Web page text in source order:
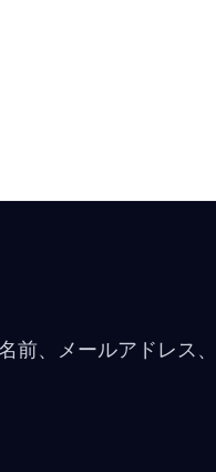
、メールアドレス、